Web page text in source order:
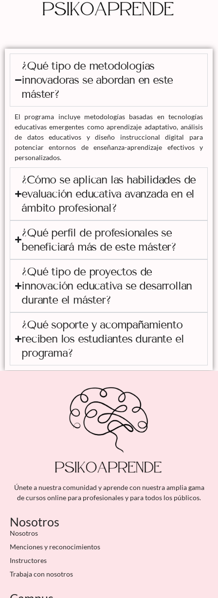
¿Qué tipo de metodologías
innovadoras se abordan en este
máster?
El programa incluye metodologías basadas en tecnologías
educativas emergentes como aprendizaje adaptativo, análisis
de datos educativos y diseño instruccional digital para
potenciar entornos de enseñanza-aprendizaje efectivos y
personalizados.
¿Cómo se aplican las habilidades de
evaluación educativa avanzada en el
ámbito profesional?
¿Qué perfil de profesionales se
beneficiará más de este máster?
¿Qué tipo de proyectos de
innovación educativa se desarrollan
durante el máster?
¿Qué soporte y acompañamiento
reciben los estudiantes durante el
programa?
Únete a nuestra comunidad y aprende con nuestra amplia gama
de cursos online para profesionales y para todos los públicos.
Nosotros
Nosotros
Menciones y reconocimientos
Instructores
Trabaja con nosotros